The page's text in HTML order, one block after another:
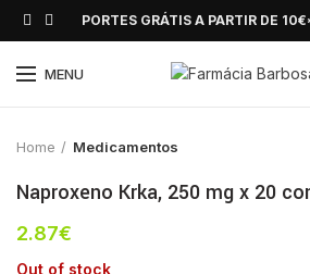
PORTES GRÁTIS A PARTIR DE
MENUClick to enlarge
Home Medicamentos
Naproxeno Krka, 250 mg x 20
2.87€
Out of stock